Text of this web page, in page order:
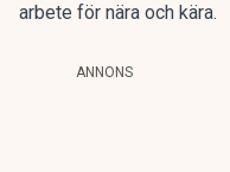
arbete för nära och kära.
ANNONS